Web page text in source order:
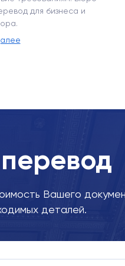
для бизнеса и
Вашего
деталей.